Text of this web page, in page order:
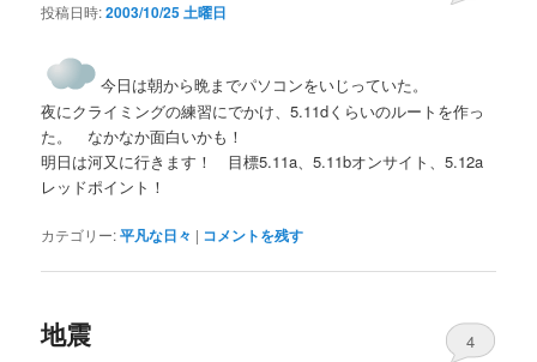
投稿日時:2003/10/25 土曜日
今日は朝から晩までパソコンをいじっていた。
夜にクライミングの練習にでかけ、5.11dくらいのルートを作っ
た。 なかなか面白いかも！
明日は河又に行きます！ 目標5.11a、5.11bオンサイト、5.12a
レッドポイント！
カテゴリー:平凡な日々 | コメントを残す
地震 4